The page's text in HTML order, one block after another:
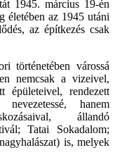
1945. március 19-én
életében az 1945 utáni
az építkezés csak
történetében várossá
nemcsak a vizeivel,
épületeivel, rendezett
hanem
állandó
Tatai Sokadalom;
is, melyek